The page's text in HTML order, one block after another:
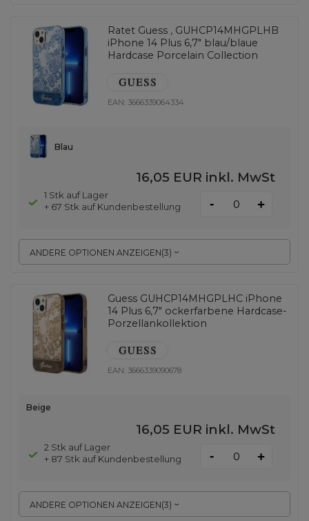
Ratet Guess , GUHCP14MHGPLHB
iPhone 14 Plus 6,7" blau/blaue
Hardcase Porcelain Collection
EAN: 3666339064334
ANDERE OPTIONEN ANZEIGEN(3)
Blau
16,05 EUR inkl. MwSt
1 Stk auf Lager
+ 67 Stk auf Kundenbestellung
- +
Guess GUHCP14MHGPLHC iPhone
14 Plus 6,7" ockerfarbene Hardcase-
Porzellankollektion
EAN: 3666339090678
ANDERE OPTIONEN ANZEIGEN(3)
Beige
16,05 EUR inkl. MwSt
2 Stk auf Lager
+ 87 Stk auf Kundenbestellung
- +